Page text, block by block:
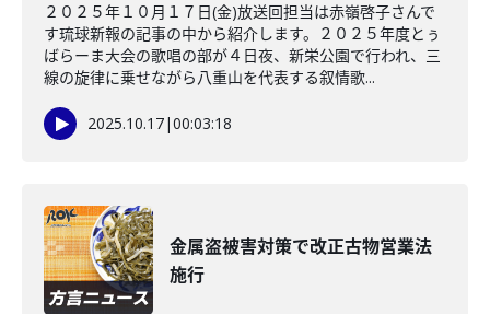
２０２５年１０月１７日(金)放送回担当は赤嶺啓子さんで
す琉球新報の記事の中から紹介します。２０２５年度とぅ
ばらーま大会の歌唱の部が４日夜、新栄公園で行われ、三
線の旋律に乗せながら八重山を代表する叙情歌...
2025.10.17|00:03:18
金属盗被害対策で改正古物営業法
施行